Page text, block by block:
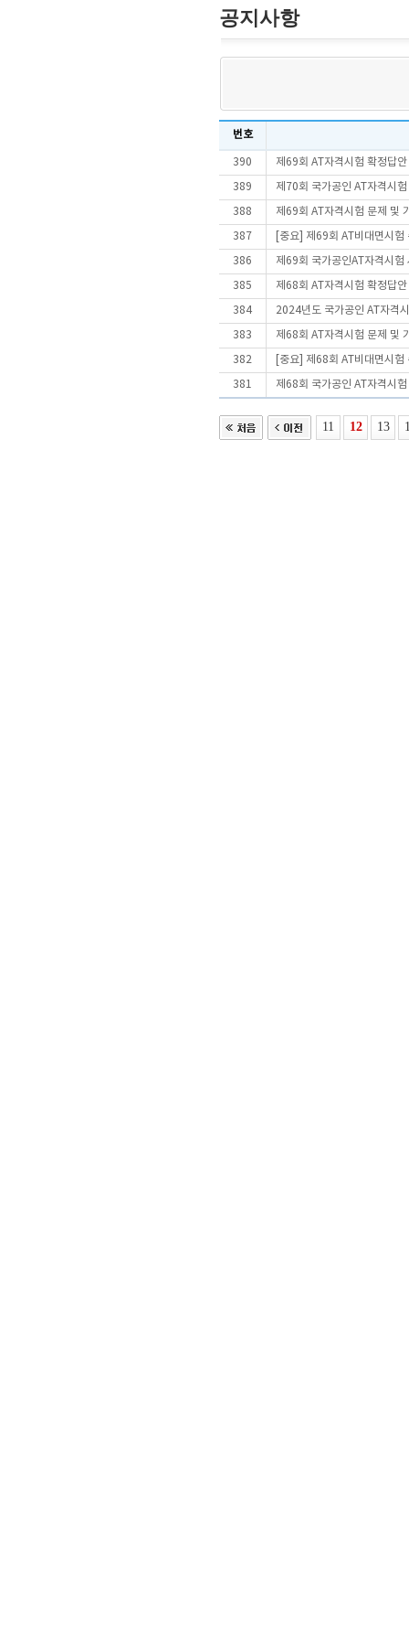
공지사항
번호
390 제69회 AT자격시험 확정답
389 제70회 국가공인 AT자격시
388 제69회 AT자격시험 문제 및
387 [중요] 제69회 AT비대면시험
386 제69회 국가공인AT자격시험
385 제68회 AT자격시험 확정답
384 2024년도 국가공인 AT자격
383 제68회 AT자격시험 문제 및
382 [중요] 제68회 AT비대면시험
381 제68회 국가공인 AT자격시
11 12 13